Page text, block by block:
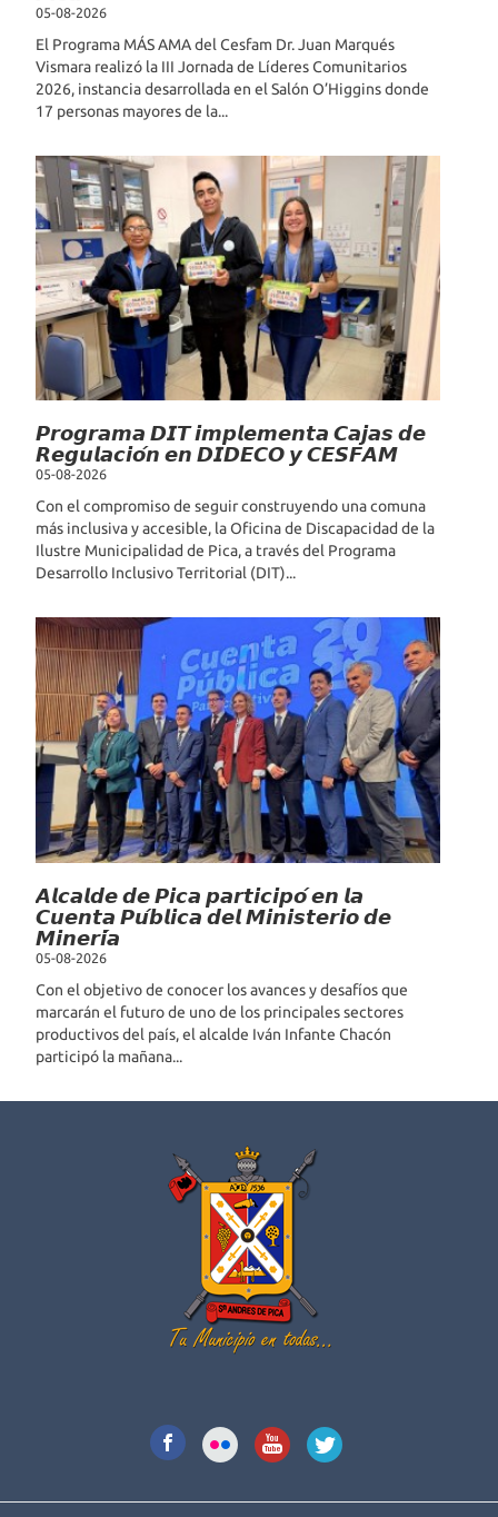
05-08-2026
El Programa MÁS AMA del Cesfam Dr. Juan Marqués
Vismara realizó la III Jornada de Líderes Comunitarios
2026, instancia desarrollada en el Salón O’Higgins donde
17 personas mayores de la...
𝙋𝙧𝙤𝙜𝙧𝙖𝙢𝙖 𝘿𝙄𝙏 𝙞𝙢𝙥𝙡𝙚𝙢𝙚𝙣𝙩𝙖 𝘾𝙖𝙟𝙖𝙨 𝙙𝙚
𝙍𝙚𝙜𝙪𝙡𝙖𝙘𝙞𝙤́𝙣 𝙚𝙣 𝘿𝙄𝘿𝙀𝘾𝙊 𝙮 𝘾𝙀𝙎𝙁𝘼𝙈
05-08-2026
Con el compromiso de seguir construyendo una comuna
más inclusiva y accesible, la Oficina de Discapacidad de la
Ilustre Municipalidad de Pica, a través del Programa
Desarrollo Inclusivo Territorial (DIT)...
𝘼𝙡𝙘𝙖𝙡𝙙𝙚 𝙙𝙚 𝙋𝙞𝙘𝙖 𝙥𝙖𝙧𝙩𝙞𝙘𝙞𝙥𝙤́ 𝙚𝙣 𝙡𝙖
𝘾𝙪𝙚𝙣𝙩𝙖 𝙋𝙪́𝙗𝙡𝙞𝙘𝙖 𝙙𝙚𝙡 𝙈𝙞𝙣𝙞𝙨𝙩𝙚𝙧𝙞𝙤 𝙙𝙚
𝙈𝙞𝙣𝙚𝙧𝙞́𝙖
05-08-2026
Con el objetivo de conocer los avances y desafíos que
marcarán el futuro de uno de los principales sectores
productivos del país, el alcalde Iván Infante Chacón
participó la mañana...